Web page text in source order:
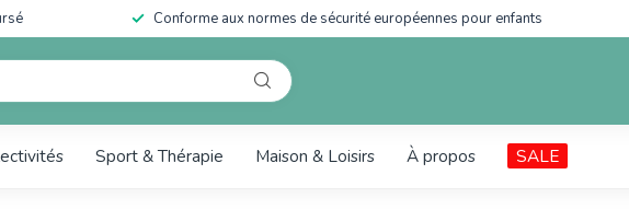
Conforme aux normes de sécurité européennes pour enfants
Sport & Thérapie Maison & Loisirs À propos SALE